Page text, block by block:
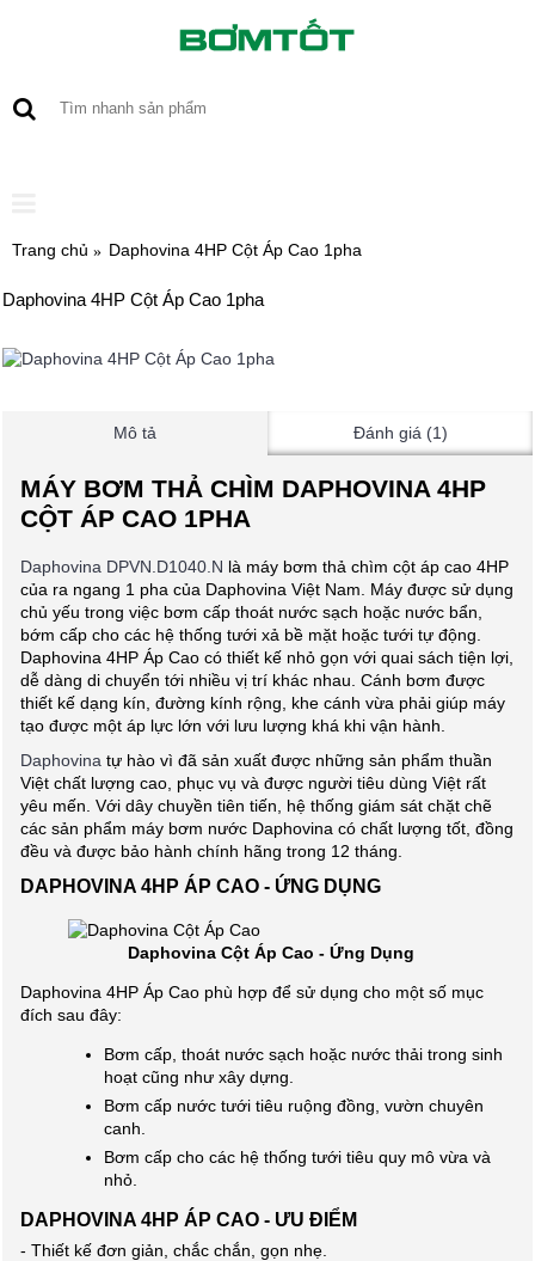
Trang chủ Daphovina 4HP Cột Áp Cao 1pha
Daphovina 4HP Cột Áp Cao 1pha
Mô tả Đánh giá (1)
MÁY BƠM THẢ CHÌM DAPHOVINA 4HP
CỘT ÁP CAO 1PHA
Daphovina DPVN.D1040.N là máy bơm thả chìm cột áp cao 4HP
của ra ngang 1 pha của Daphovina Việt Nam. Máy được sử dụng
chủ yếu trong việc bơm cấp thoát nước sạch hoặc nước bẩn,
bớm cấp cho các hệ thống tưới xả bề mặt hoặc tưới tự động.
Daphovina 4HP Áp Cao có thiết kế nhỏ gọn với quai sách tiện lợi,
dễ dàng di chuyển tới nhiều vị trí khác nhau. Cánh bơm được
thiết kế dạng kín, đường kính rộng, khe cánh vừa phải giúp máy
tạo được một áp lực lớn với lưu lượng khá khi vận hành.
Daphovina tự hào vì đã sản xuất được những sản phẩm thuần
Việt chất lượng cao, phục vụ và được người tiêu dùng Việt rất
yêu mến. Với dây chuyền tiên tiến, hệ thống giám sát chặt chẽ
các sản phẩm máy bơm nước Daphovina có chất lượng tốt, đồng
đều và được bảo hành chính hãng trong 12 tháng.
DAPHOVINA 4HP ÁP CAO - ỨNG DỤNG
Daphovina Cột Áp Cao - Ứng Dụng
Daphovina 4HP Áp Cao phù hợp để sử dụng cho một số mục
đích sau đây:
Bơm cấp, thoát nước sạch hoặc nước thải trong sinh
hoạt cũng như xây dựng.
Bơm cấp nước tưới tiêu ruộng đồng, vườn chuyên
canh.
Bơm cấp cho các hệ thống tưới tiêu quy mô vừa và
nhỏ.
DAPHOVINA 4HP ÁP CAO - ƯU ĐIỂM
- Thiết kế đơn giản, chắc chắn, gọn nhẹ.